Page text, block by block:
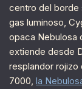
centro del borde
gas luminoso,
opaca Nebulosa
extiende desde
resplandor rojizo
7000, la